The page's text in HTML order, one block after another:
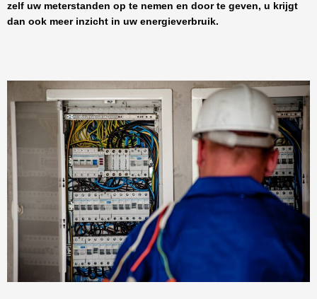
zelf uw meterstanden op te nemen en door te geven, u krijgt
dan ook meer inzicht in uw energieverbruik.